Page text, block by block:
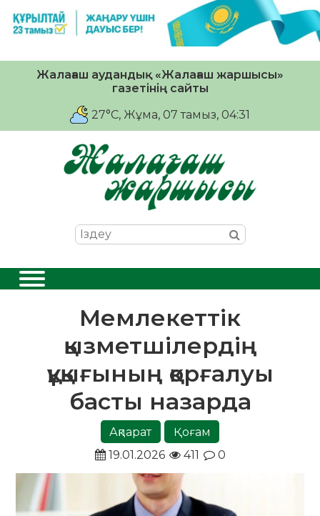
Жалағаш аудандық «Жалағаш жаршысы»
газетінің сайты
27°C, Жұма, 07 тамыз, 04:31
Мемлекеттік
қызметшілердің
құқығының қорғалуы
басты назарда
Ақпарат
Қоғам
19.01.2026
411 0